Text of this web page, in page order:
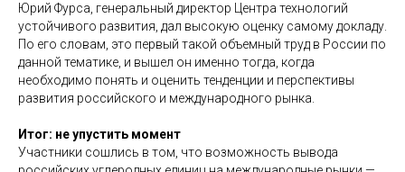
Юрий Фурса, генеральный директор Центра технологий
устойчивого развития, дал высокую оценку самому докладу.
По его словам, это первый такой объемный труд в России по
данной тематике, и вышел он именно тогда, когда
необходимо понять и оценить тенденции и перспективы
развития российского и международного рынка.
Итог: не упустить момент
Участники сошлись в том, что возможность вывода